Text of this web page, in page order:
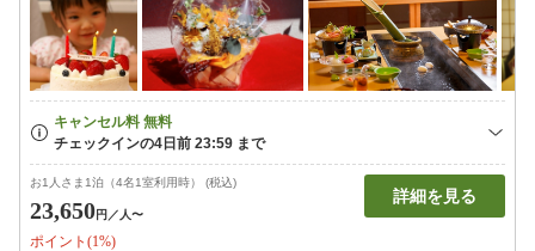
お1人さま1泊（4名1室利用時） (税込)
23,650円 ／人〜
ポイント(1%)
詳細を見る